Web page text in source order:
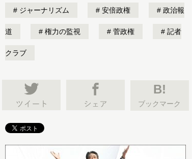
ジャーナリズム 安倍政権 政治報
道 権力の監視 菅政権 記者
クラブ
B!
ブックマーク